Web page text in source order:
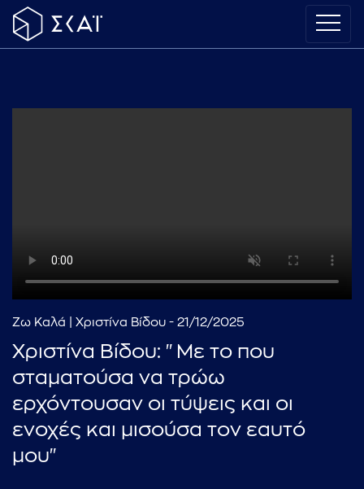
Ζω Καλά | Χριστίνα Βίδου - 21/12/2025
Χριστίνα Βίδου: "Με το που
σταματούσα να τρώω
ερχόντουσαν οι τύψεις και οι
ενοχές και μισούσα τον εαυτό
μου"